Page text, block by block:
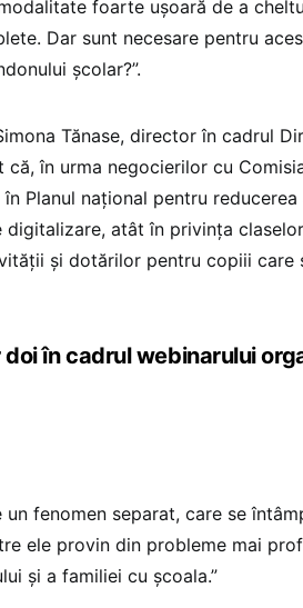
foarte ușoară de a
Dar sunt necesare pentru
școlar?”.
Tănase, director în cadrul
că, în urma negocierilor cu
Planul național pentru
atât în privința
și dotărilor pentru copiii care
în cadrul webinarului
un fenomen separat, care se
ele provin din probleme mai
și a familiei cu școala.”